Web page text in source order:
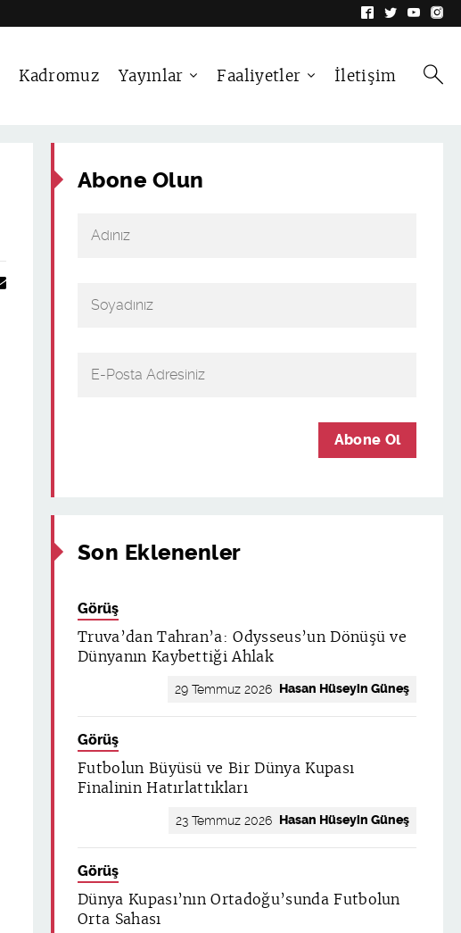
Kadromuz Yayınlar Faaliyetler İletişim
Abone Olun
Abone Ol
Son Eklenenler
Görüş
Truva’dan Tahran’a: Odysseus’un Dönüşü ve
Dünyanın Kaybettiği Ahlak
29 Temmuz 2026 Hasan Hüseyin Güneş
Görüş
Futbolun Büyüsü ve Bir Dünya Kupası
Finalinin Hatırlattıkları
23 Temmuz 2026 Hasan Hüseyin Güneş
Görüş
Dünya Kupası’nın Ortadoğu’sunda Futbolun
Orta Sahası